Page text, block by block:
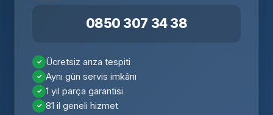
0850 307 34 38
Ücretsiz arıza tespiti
Aynı gün servis imkânı
1 yıl parça garantisi
81 il geneli hizmet